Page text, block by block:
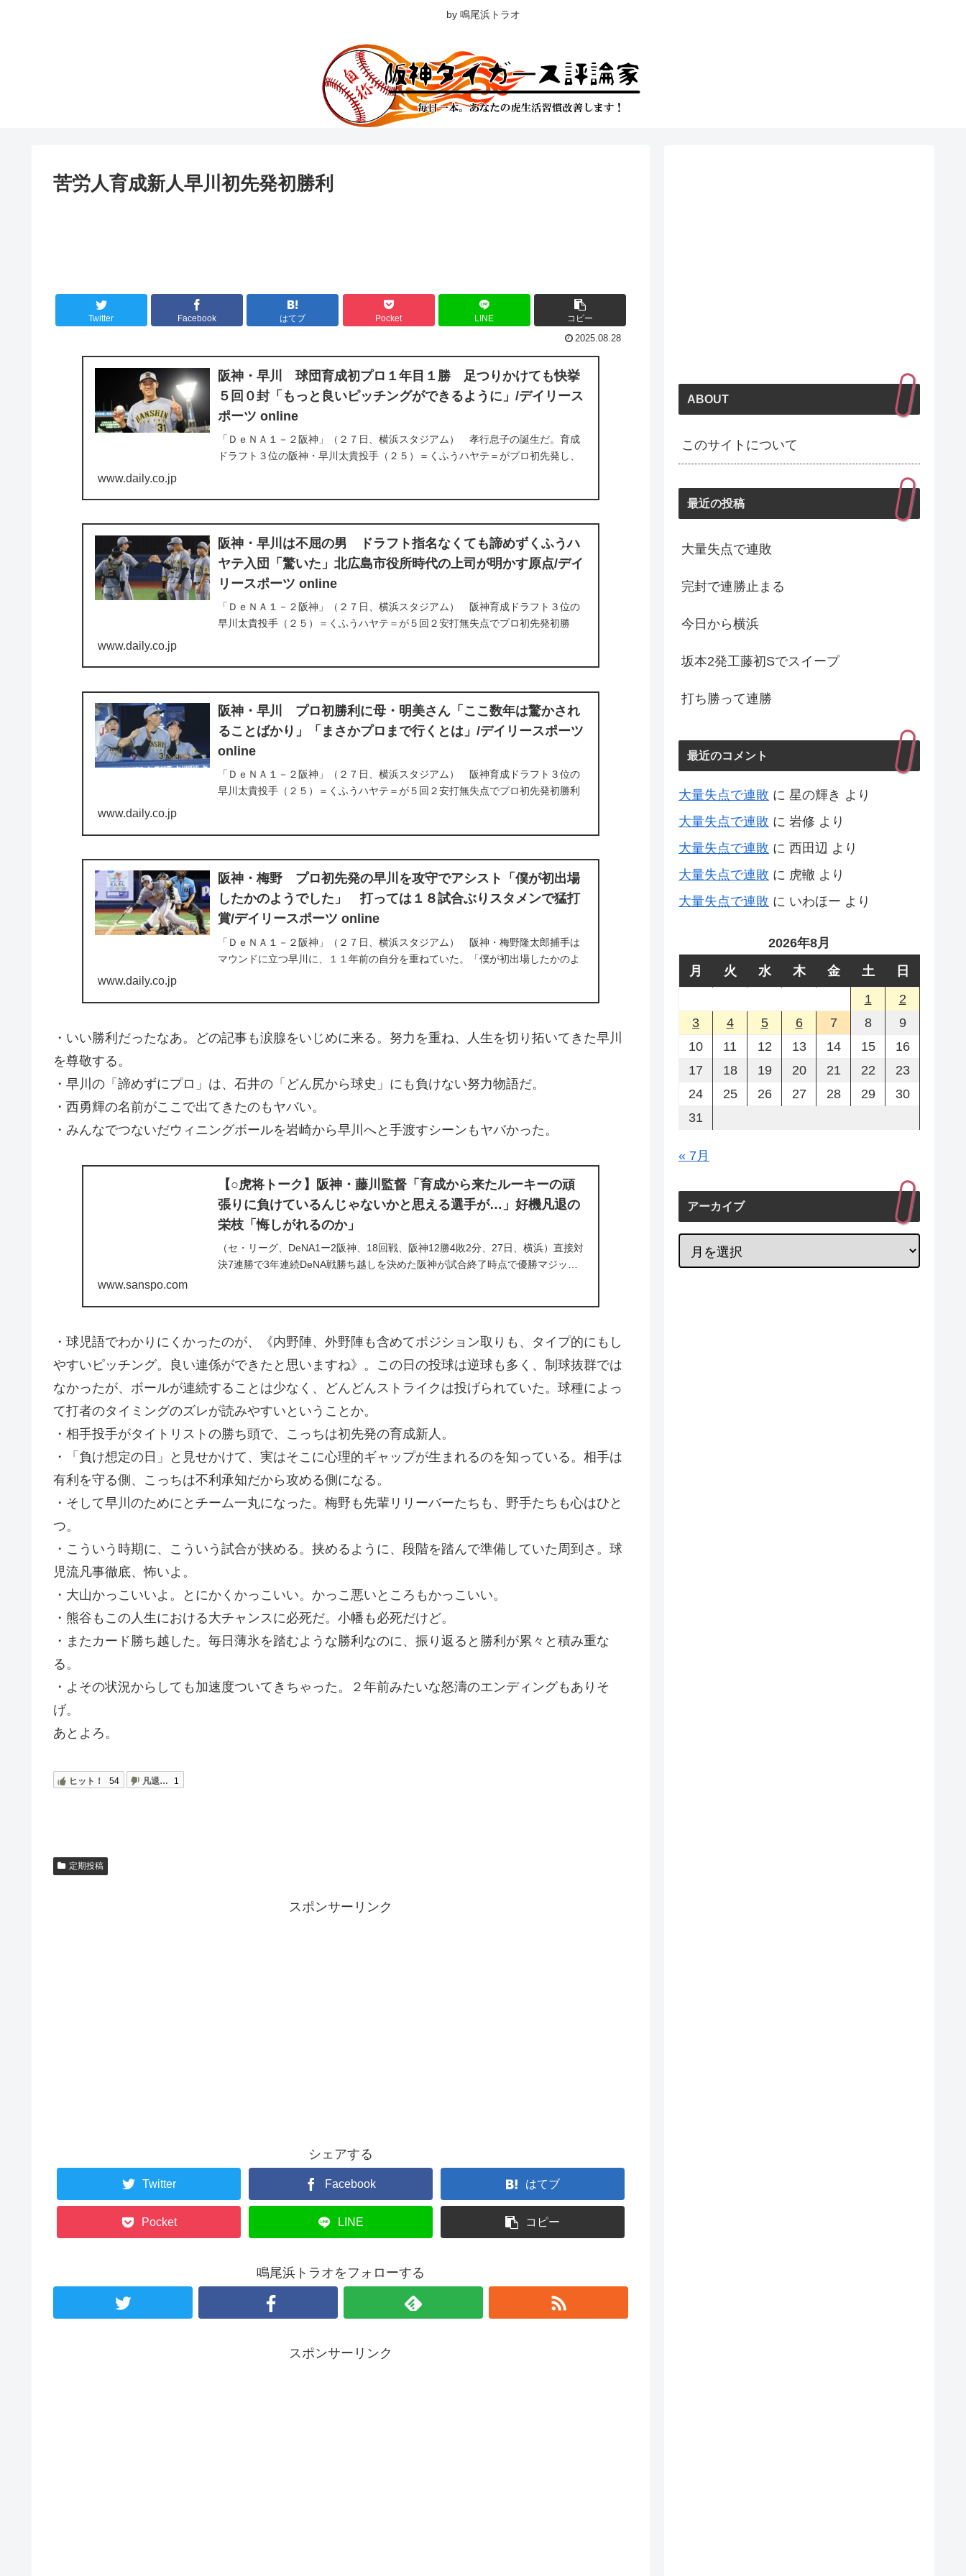
by 鳴尾浜トラオ
苦労人育成新人早川初先発初勝利
Twitter Facebook はてブ Pocket LINE コピー
2025.08.28
阪神・早川 球団育成初プロ１年目１勝 足つりかけても快挙
５回０封「もっと良いピッチングができるように」/デイリース
ポーツ online
「ＤｅＮＡ１－２阪神」（２７日、横浜スタジアム） 孝行息子の誕生だ。育成
ドラフト３位の阪神・早川太貴投手（２５）＝くふうハヤテ＝がプロ初先発し、
www.daily.co.jp
阪神・早川は不屈の男 ドラフト指名なくても諦めずくふうハ
ヤテ入団「驚いた」北広島市役所時代の上司が明かす原点/デイ
リースポーツ online
「ＤｅＮＡ１－２阪神」（２７日、横浜スタジアム） 阪神育成ドラフト３位の
早川太貴投手（２５）＝くふうハヤテ＝が５回２安打無失点でプロ初先発初勝
www.daily.co.jp
阪神・早川 プロ初勝利に母・明美さん「ここ数年は驚かされ
ることばかり」「まさかプロまで行くとは」/デイリースポーツ
online
「ＤｅＮＡ１－２阪神」（２７日、横浜スタジアム） 阪神育成ドラフト３位の
早川太貴投手（２５）＝くふうハヤテ＝が５回２安打無失点でプロ初先発初勝利
www.daily.co.jp
阪神・梅野 プロ初先発の早川を攻守でアシスト「僕が初出場
したかのようでした」 打っては１８試合ぶりスタメンで猛打
賞/デイリースポーツ online
「ＤｅＮＡ１－２阪神」（２７日、横浜スタジアム） 阪神・梅野隆太郎捕手は
マウンドに立つ早川に、１１年前の自分を重ねていた。「僕が初出場したかのよ
www.daily.co.jp
・いい勝利だったなあ。どの記事も涙腺をいじめに来る。努力を重ね、人生を切り拓いてきた早川
を尊敬する。
・早川の「諦めずにプロ」は、石井の「どん尻から球史」にも負けない努力物語だ。
・西勇輝の名前がここで出てきたのもヤバい。
・みんなでつないだウィニングボールを岩崎から早川へと手渡すシーンもヤバかった。
【○虎将トーク】阪神・藤川監督「育成から来たルーキーの頑
張りに負けているんじゃないかと思える選手が…」好機凡退の
栄枝「悔しがれるのか」
（セ・リーグ、DeNA1ー2阪神、18回戦、阪神12勝4敗2分、27日、横浜）直接対
決7連勝で3年連続DeNA戦勝ち越しを決めた阪神が試合終了時点で優勝マジッ…
www.sanspo.com
・球児語でわかりにくかったのが、《内野陣、外野陣も含めてポジション取りも、タイプ的にもし
やすいピッチング。良い連係ができたと思いますね》。この日の投球は逆球も多く、制球抜群では
なかったが、ボールが連続することは少なく、どんどんストライクは投げられていた。球種によっ
て打者のタイミングのズレが読みやすいということか。
・相手投手がタイトリストの勝ち頭で、こっちは初先発の育成新人。
・「負け想定の日」と見せかけて、実はそこに心理的ギャップが生まれるのを知っている。相手は
有利を守る側、こっちは不利承知だから攻める側になる。
・そして早川のためにとチーム一丸になった。梅野も先輩リリーバーたちも、野手たちも心はひと
つ。
・こういう時期に、こういう試合が挟める。挟めるように、段階を踏んで準備していた周到さ。球
児流凡事徹底、怖いよ。
・大山かっこいいよ。とにかくかっこいい。かっこ悪いところもかっこいい。
・熊谷もこの人生における大チャンスに必死だ。小幡も必死だけど。
・またカード勝ち越した。毎日薄氷を踏むような勝利なのに、振り返ると勝利が累々と積み重な
る。
・よその状況からしても加速度ついてきちゃった。２年前みたいな怒濤のエンディングもありそ
げ。
あとよろ。
ヒット！ 54 凡退… 1
定期投稿
スポンサーリンク
シェアする
Twitter Facebook はてブ
Pocket LINE コピー
鳴尾浜トラオをフォローする
スポンサーリンク
ABOUT
このサイトについて
最近の投稿
大量失点で連敗
完封で連勝止まる
今日から横浜
坂本2発工藤初Sでスイープ
打ち勝って連勝
最近のコメント
大量失点で連敗 に 星の輝き より
大量失点で連敗 に 岩修 より
大量失点で連敗 に 西田辺 より
大量失点で連敗 に 虎轍 より
大量失点で連敗 に いわほー より
2026年8月
月
火 水 木 金 土
日
1
2
3
4 5 6 7 8
9
10
11 12 13 14 15
16
17
18 19 20 21 22
23
24
25 26 27 28 29
30
31
« 7月
アーカイブ